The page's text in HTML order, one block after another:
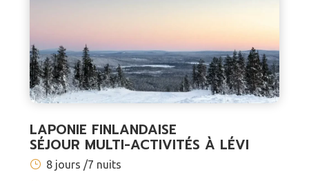
LAPONIE FINLANDAISE
SÉJOUR MULTI-ACTIVITÉS À LÉVI
8 jours /7 nuits